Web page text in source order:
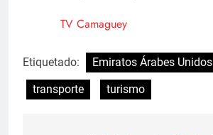
TV Camaguey
Etiquetado: Emiratos Árabes Unidos
transporte
turismo